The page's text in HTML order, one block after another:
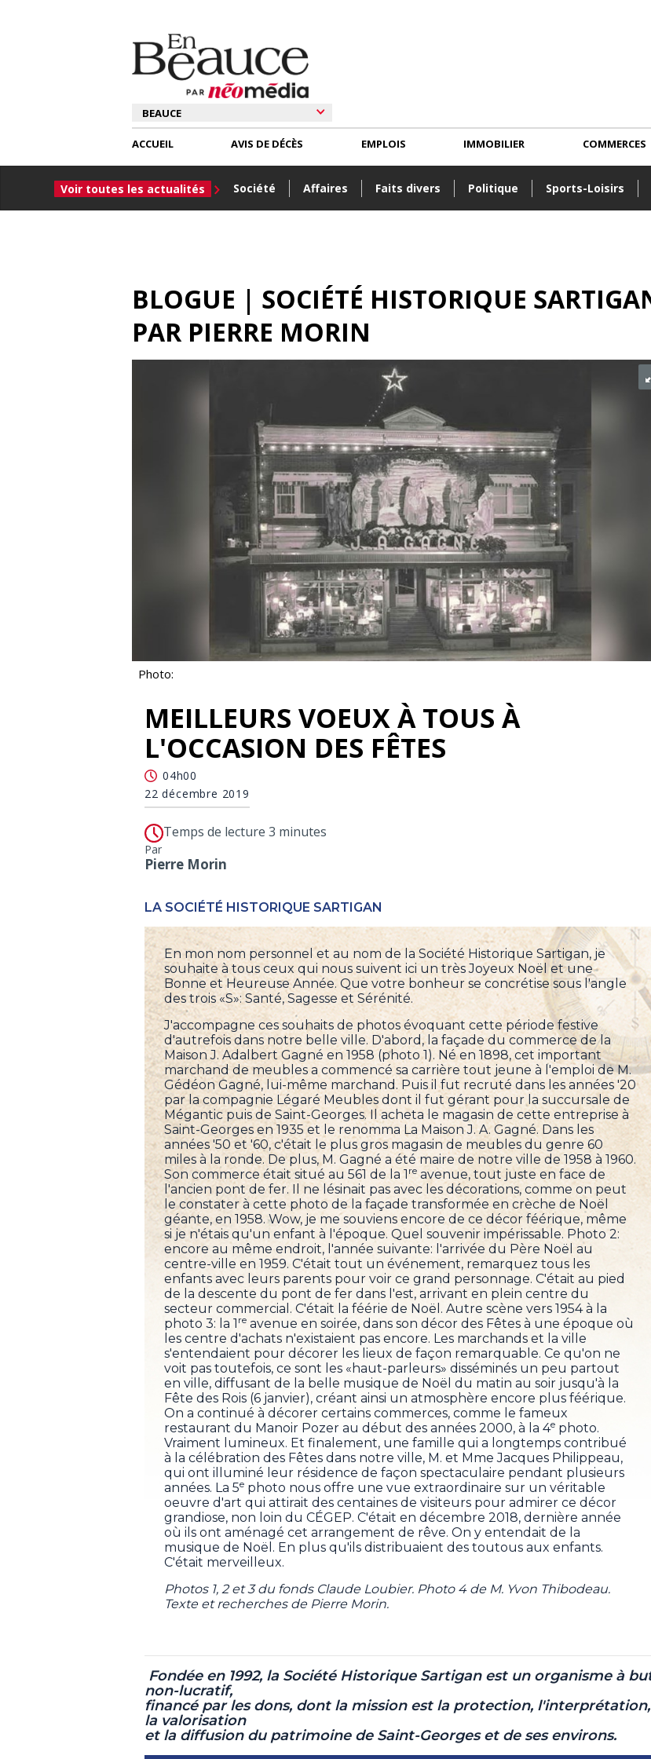
ACCUEIL
Voir toutes les actualités Société Affaires Faits divers Politique Sports-Loisirs
AVIS DE DÉCÈS EMPLOIS IMMOBILIER COMMERCES
BLOGUE | SOCIÉTÉ HISTORIQUE
PAR PIERRE MORIN
Photo:
MEILLEURS VOEUX À TOUS À
L'OCCASION DES FÊTES
04h00
22 décembre 2019
Temps de lecture 3 minutes
Par
Pierre Morin
LA SOCIÉTÉ HISTORIQUE SARTIGAN
En mon nom personnel et au nom de la Société Historique Sartigan, je
souhaite à tous ceux qui nous suivent ici un très Joyeux Noël et une
Bonne et Heureuse Année. Que votre bonheur se concrétise sous l'angle
des trois «S»: Santé, Sagesse et Sérénité.
J'accompagne ces souhaits de photos évoquant cette période festive
d'autrefois dans notre belle ville. D'abord, la façade du commerce de la
Maison J. Adalbert Gagné en 1958 (photo 1). Né en 1898, cet important
marchand de meubles a commencé sa carrière tout jeune à l'emploi de M.
Gédéon Gagné, lui-même marchand. Puis il fut recruté dans les années '20
par la compagnie Légaré Meubles dont il fut gérant pour la succursale de
Mégantic puis de Saint-Georges. Il acheta le magasin de cette entreprise à
Saint-Georges en 1935 et le renomma La Maison J. A. Gagné. Dans les
années '50 et '60, c'était le plus gros magasin de meubles du genre 60
miles à la ronde. De plus, M. Gagné a été maire de notre ville de 1958 à 1960.
Son commerce était situé au 561 de la 1 re avenue, tout juste en face de
l'ancien pont de fer. Il ne lésinait pas avec les décorations, comme on peut
le constater à cette photo de la façade transformée en crèche de Noël
géante, en 1958. Wow, je me souviens encore de ce décor féérique, même
si je n'étais qu'un enfant à l'époque. Quel souvenir impérissable. Photo 2:
encore au même endroit, l'année suivante: l'arrivée du Père Noël au
centre-ville en 1959. C'était tout un événement, remarquez tous les
enfants avec leurs parents pour voir ce grand personnage. C'était au pied
de la descente du pont de fer dans l'est, arrivant en plein centre du
secteur commercial. C'était la féérie de Noël. Autre scène vers 1954 à la
photo 3: la 1 re avenue en soirée, dans son décor des Fêtes à une époque où
les centre d'achats n'existaient pas encore. Les marchands et la ville
s'entendaient pour décorer les lieux de façon remarquable. Ce qu'on ne
voit pas toutefois, ce sont les «haut-parleurs» disséminés un peu partout
en ville, diffusant de la belle musique de Noël du matin au soir jusqu'à la
Fête des Rois (6 janvier), créant ainsi un atmosphère encore plus féérique.
On a continué à décorer certains commerces, comme le fameux
restaurant du Manoir Pozer au début des années 2000, à la 4e photo.
Vraiment lumineux. Et finalement, une famille qui a longtemps contribué
à la célébration des Fêtes dans notre ville, M. et Mme Jacques Philippeau,
qui ont illuminé leur résidence de façon spectaculaire pendant plusieurs
années. La 5e photo nous offre une vue extraordinaire sur un véritable
oeuvre d'art qui attirait des centaines de visiteurs pour admirer ce décor
grandiose, non loin du CÉGEP. C'était en décembre 2018, dernière année
où ils ont aménagé cet arrangement de rêve. On y entendait de la
musique de Noël. En plus qu'ils distribuaient des toutous aux enfants.
C'était merveilleux.
Photos 1, 2 et 3 du fonds Claude Loubier. Photo 4 de M. Yvon Thibodeau.
Texte et recherches de Pierre Morin.
Fondée en 1992, la Société Historique Sartigan est un organisme à
non-lucratif,
financé par les dons, dont la mission est la protection, l'interprétation,
la valorisation
et la diffusion du patrimoine de Saint-Georges et de ses environs.